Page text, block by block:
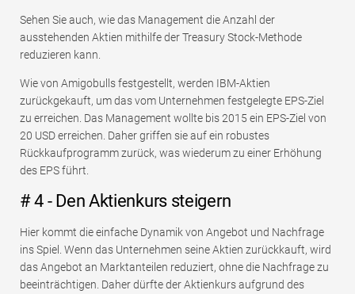
Sehen Sie auch, wie das Management die Anzahl der
ausstehenden Aktien mithilfe der Treasury Stock-Methode
reduzieren kann.
Wie von Amigobulls festgestellt, werden IBM-Aktien
zurückgekauft, um das vom Unternehmen festgelegte EPS-Ziel
zu erreichen. Das Management wollte bis 2015 ein EPS-Ziel von
20 USD erreichen. Daher griffen sie auf ein robustes
Rückkaufprogramm zurück, was wiederum zu einer Erhöhung
des EPS führt.
# 4 - Den Aktienkurs steigern
Hier kommt die einfache Dynamik von Angebot und Nachfrage
ins Spiel. Wenn das Unternehmen seine Aktien zurückkauft, wird
das Angebot an Marktanteilen reduziert, ohne die Nachfrage zu
beeinträchtigen. Daher dürfte der Aktienkurs aufgrund des